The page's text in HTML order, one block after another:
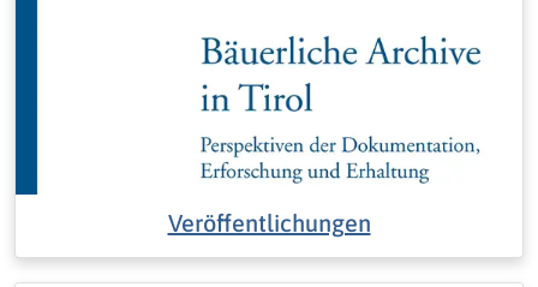
Veröffentlichungen